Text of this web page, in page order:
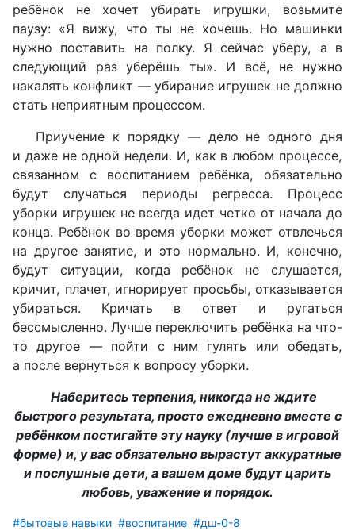
ребёнок не хочет убирать игрушки, возьмите
паузу: «Я вижу, что ты не хочешь. Но машинки
нужно поставить на полку. Я сейчас уберу, а в
следующий раз уберёшь ты». И всё, не нужно
накалять конфликт — убирание игрушек не должно
стать неприятным процессом.
Приучение к порядку — дело не одного дня
и даже не одной недели. И, как в любом процессе,
связанном с воспитанием ребёнка, обязательно
будут случаться периоды регресса. Процесс
уборки игрушек не всегда идет четко от начала до
конца. Ребёнок во время уборки может отвлечься
на другое занятие, и это нормально. И, конечно,
будут ситуации, когда ребёнок не слушается,
кричит, плачет, игнорирует просьбы, отказывается
убираться. Кричать в ответ и ругаться
бессмысленно. Лучше переключить ребёнка на что-
то другое — пойти с ним гулять или обедать,
а после вернуться к вопросу уборки.
Наберитесь терпения, никогда не ждите
быстрого результата, просто ежедневно вместе с
ребёнком постигайте эту науку (лучше в игровой
форме) и, у вас обязательно вырастут аккуратные
и послушные дети, а вашем доме будут царить
любовь, уважение и порядок.
#бытовые навыки #воспитание #дш-0-8